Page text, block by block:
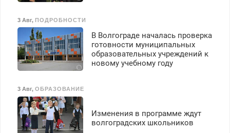
3 Авг, ПОДРОБНОСТИ
В Волгограде началась проверка
готовности муниципальных
образовательных учреждений к
новому учебному году
3 Авг, ОБРАЗОВАНИЕ
Изменения в программе ждут
волгоградских школьников